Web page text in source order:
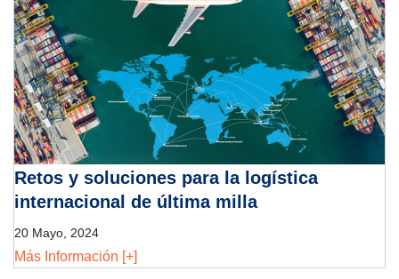
Retos y soluciones para la logística
internacional de última milla
20 Mayo, 2024
Más Información [+]